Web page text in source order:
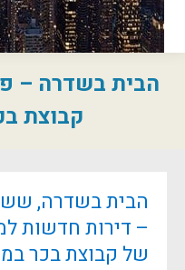
הבית בשדרה –
קבוצת
– דירות חדשות
של קבוצת בכר